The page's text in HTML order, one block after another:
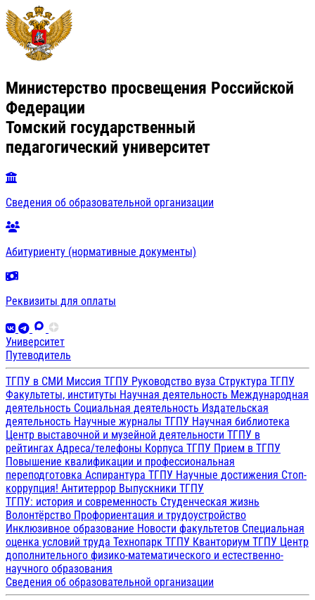
Министерство просвещения Российской
Федерации
Томский государственный
педагогический университет
Сведения об образовательной организации
Абитуриенту (нормативные документы)
Реквизиты для оплаты
Университет
Путеводитель
ТГПУ в СМИ Миссия ТГПУ Руководство вуза Структура ТГПУ
Факультеты, институты Научная деятельность Международная
деятельность Социальная деятельность Издательская
деятельность Научные журналы ТГПУ Научная библиотека
Центр выставочной и музейной деятельности ТГПУ в
рейтингах Адреса/телефоны Корпуса ТГПУ Прием в ТГПУ
Повышение квалификации и профессиональная
переподготовка Аспирантура ТГПУ Научные достижения Стоп-
коррупция! Антитеррор Выпускники ТГПУ
ТГПУ: история и современность Студенческая жизнь
Волонтёрство Профориентация и трудоустройство
Инклюзивное образование Новости факультетов Специальная
оценка условий труда Технопарк ТГПУ Кванториум ТГПУ Центр
дополнительного физико-математического и естественно-
научного образования
Сведения об образовательной организации